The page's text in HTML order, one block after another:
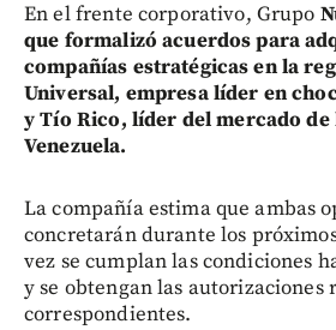
En el frente corporativo, Grupo
que formalizó acuerdos para
compañías estratégicas en la
Universal, empresa líder en
y Tío Rico, líder del mercado de
Venezuela.
La compañía estima que ambas
concretarán durante los
vez se cumplan las condiciones
y se obtengan las autorizaciones
correspondientes.